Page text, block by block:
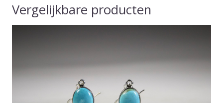
Vergelijkbare producten